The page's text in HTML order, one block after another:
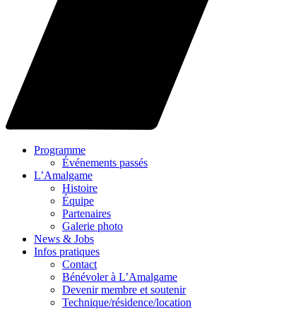
Programme
Événements passés
L’Amalgame
Histoire
Équipe
Partenaires
Galerie photo
News & Jobs
Infos pratiques
Contact
Bénévoler à L’Amalgame
Devenir membre et soutenir
Technique/résidence/location